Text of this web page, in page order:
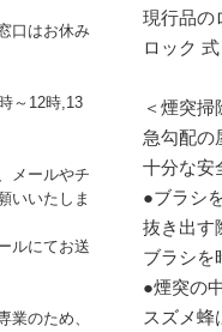
口はお休み
～12時,13
メールやチ
いいたしま
ルにてお送
のため、
現行品の
ロック
＜煙突掃
急勾配の
十分な安
●ブラシ
抜き出す
ブラシを
●煙突の
スズメ蜂